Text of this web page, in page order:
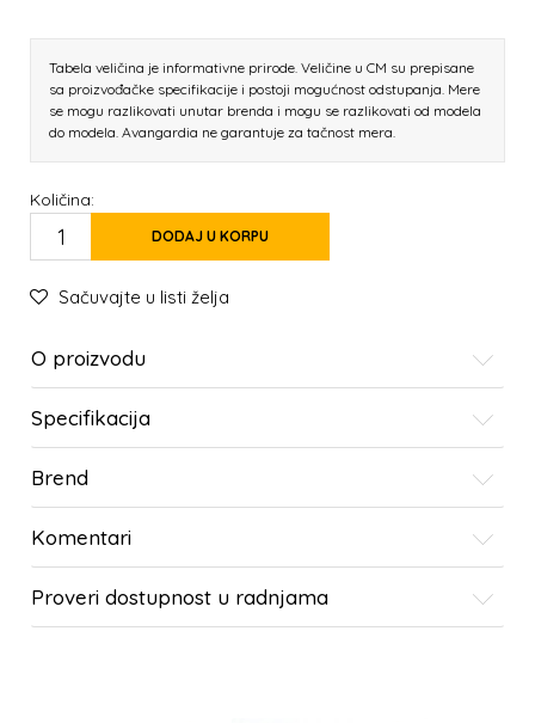
Tabela veličina je informativne prirode. Veličine u CM su prepisane
sa proizvođačke specifikacije i postoji mogućnost odstupanja. Mere
se mogu razlikovati unutar brenda i mogu se razlikovati od modela
do modela. Avangardia ne garantuje za tačnost mera.
Količina:
DODAJ U KORPU
Sačuvajte u listi želja
O proizvodu
Specifikacija
Brend
Komentari
Proveri dostupnost u radnjama